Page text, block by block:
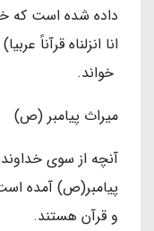
داده شده است كه
انا انزلناه قرآناً
خواند.
ميراث پيامبر (ص)
آنچه از سوى
پيامبر(ص) آمده
و قرآن هستند.